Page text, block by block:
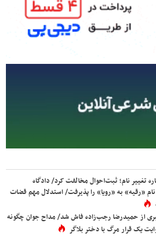
تغییر نام؛ ثبت‌احوال مخالفت کرد/ دادگاه
«رقیه» به «رویا» را پذیرفت/ استدلال مهم قضات
بی‌خبری از حمیدرضا رجب‌زاده فاش شد/ مداح جوان چگونه
یک قرار مرگ با دختر بلاگر